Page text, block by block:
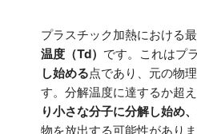
プラスチック加熱における
温度（Td） です。これはプ
し始める点であり、元の物
す。分解温度に達するか超
り小さな分子に分解し始め、
物を放出する可能性があり